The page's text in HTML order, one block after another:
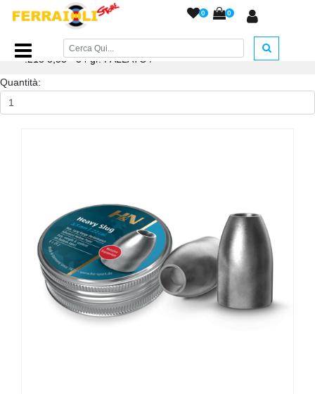
0 0
Home Page/PIOMBINI/Piombini Fallati/H&N Slug Heavy
.218 5,53 - 34 gr. FALLATO/
Quantità: